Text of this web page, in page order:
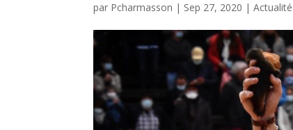
par Pcharmasson | Sep 27, 2020 |